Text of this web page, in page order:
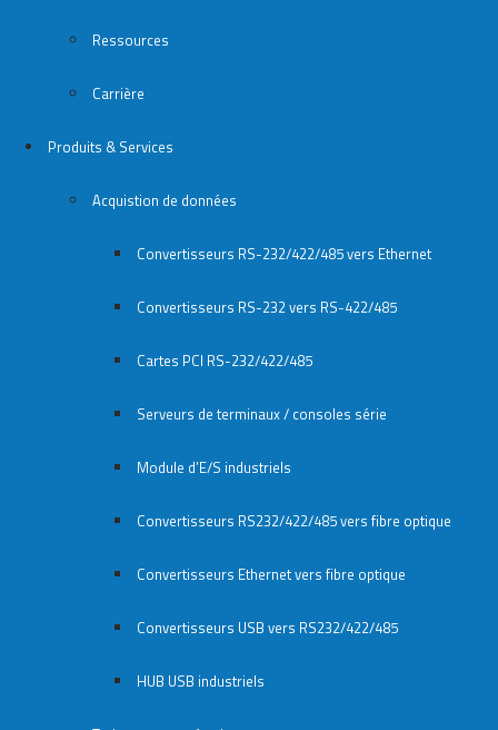
Ressources
Carrière
Produits & Services
Acquistion de données
Convertisseurs RS-232/422/485 vers Ethernet
Convertisseurs RS-232 vers RS-422/485
Cartes PCI RS-232/422/485
Serveurs de terminaux / consoles série
Module d’E/S industriels
Convertisseurs RS232/422/485 vers fibre optique
Convertisseurs Ethernet vers fibre optique
Convertisseurs USB vers RS232/422/485
HUB USB industriels